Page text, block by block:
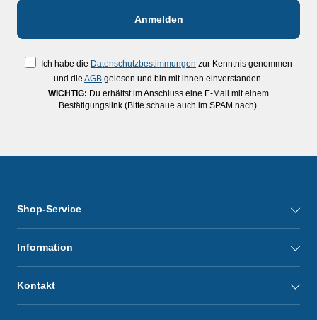
Ich habe die Datenschutzbestimmungen zur Kenntnis genommen
und die AGB gelesen und bin mit ihnen einverstanden.
WICHTIG: Du erhältst im Anschluss eine E-Mail mit einem
Bestätigungslink (Bitte schaue auch im SPAM nach).
Shop-Service
Information
Kontakt